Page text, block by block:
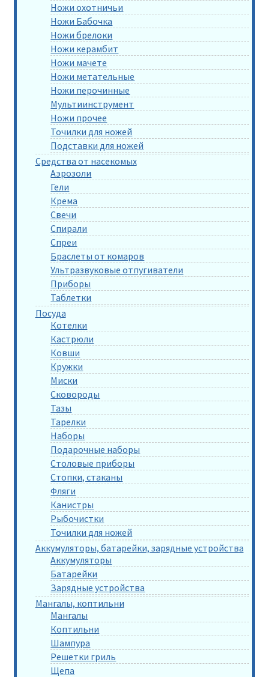
Ножи охотничьи
Ножи Бабочка
Ножи брелоки
Ножи керамбит
Ножи мачете
Ножи метательные
Ножи перочинные
Мультиинструмент
Ножи прочее
Точилки для ножей
Подставки для ножей
Средства от насекомых
Аэрозоли
Гели
Крема
Свечи
Спирали
Спреи
Браслеты от комаров
Ультразвуковые отпугиватели
Приборы
Таблетки
Посуда
Котелки
Кастрюли
Ковши
Кружки
Миски
Сковороды
Тазы
Тарелки
Наборы
Подарочные наборы
Столовые приборы
Стопки, стаканы
Фляги
Канистры
Рыбочистки
Точилки для ножей
Аккумуляторы, батарейки, зарядные устройства
Аккумуляторы
Батарейки
Зарядные устройства
Мангалы, коптильни
Мангалы
Коптильни
Шампура
Решетки гриль
Щепа